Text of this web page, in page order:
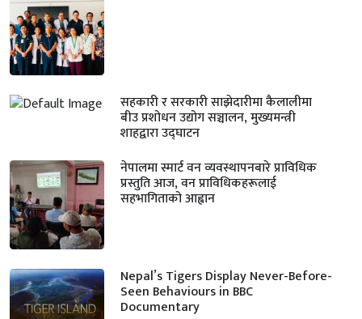
सहकारी र सरकारी साझेदारीमा कैलालीमा
बीउ प्रशोधन उद्योग सञ्चालन, मुख्यमन्त्री
शाहद्वारा उद्घाटन
नेपालमा स्मार्ट वन व्यवस्थापनबारे प्राविधिक
प्रस्तुति आज, वन प्राविधिकहरूलाई
सहभागिताको आह्वान
Nepal’s Tigers Display Never-Before-
Seen Behaviours in BBC
Documentary